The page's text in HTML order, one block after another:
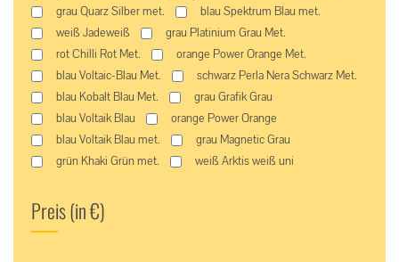
grau Quarz Silber met.
blau Spektrum Blau met.
weiß Jadeweiß
grau Platinium Grau Met.
rot Chilli Rot Met.
orange Power Orange Met.
blau Voltaic-Blau Met.
schwarz Perla Nera Schwarz Met.
blau Kobalt Blau Met.
grau Grafik Grau
blau Voltaik Blau
orange Power Orange
blau Voltaik Blau met.
grau Magnetic Grau
grün Khaki Grün met.
weiß Arktis weiß uni
Preis (in €)